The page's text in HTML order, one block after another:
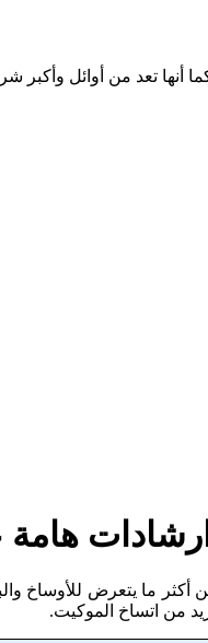
أنها تعد من أوائل وأكبر
يتعرض للأوساخ
من اتساخ الموكيت.